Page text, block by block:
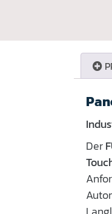
Der